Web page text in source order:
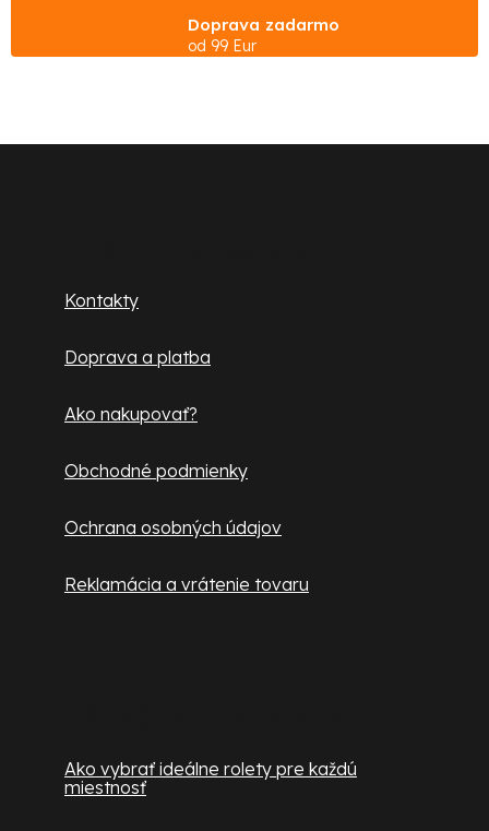
c
i
r
e
Doprava zadarmo
od 99 Eur
Kontakty
Doprava a platba
Ako nakupovať?
Obchodné podmienky
Ochrana osobných údajov
Reklamácia a vrátenie tovaru
Ako vybrať ideálne rolety pre každú
miestnosť